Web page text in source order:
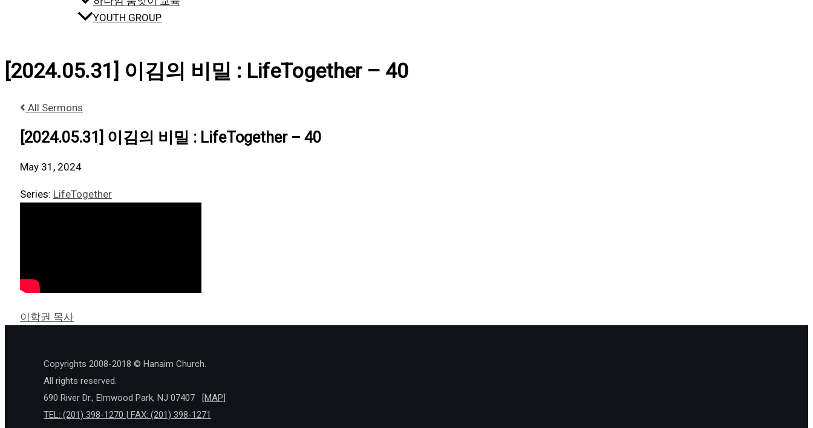
YOUTH GROUP
[2024.05.31] 이김의 비밀 : LifeTogether – 40
All Sermons
[2024.05.31] 이김의 비밀 : LifeTogether – 40
May 31, 2024
Series: LifeTogether
이학권 목사
Copyrights 2008-2018 © Hanaim Church.
All rights reserved.
690 River Dr., Elmwood Park, NJ 07407
[MAP]
TEL: (201) 398-1270 | FAX: (201) 398-1271